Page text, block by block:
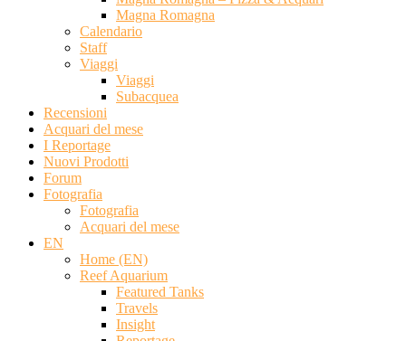
Magna Romagna
Calendario
Staff
Viaggi
Viaggi
Subacquea
Recensioni
Acquari del mese
I Reportage
Nuovi Prodotti
Forum
Fotografia
Fotografia
Acquari del mese
EN
Home (EN)
Reef Aquarium
Featured Tanks
Travels
Insight